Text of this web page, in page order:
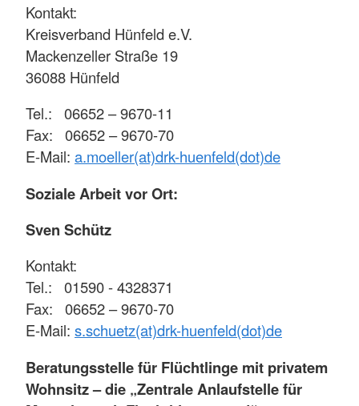
Kontakt:
Kreisverband Hünfeld e.V.
Mackenzeller Straße 19
36088 Hünfeld
Tel.: 06652 – 9670-11
Fax: 06652 – 9670-70
E-Mail: a.moeller(at)drk-huenfeld(dot)de
Soziale Arbeit vor Ort:
Sven Schütz
Kontakt:
Tel.: 01590 - 4328371
Fax: 06652 – 9670-70
E-Mail: s.schuetz(at)drk-huenfeld(dot)de
Beratungsstelle für Flüchtlinge mit privatem
Wohnsitz – die „Zentrale Anlaufstelle für